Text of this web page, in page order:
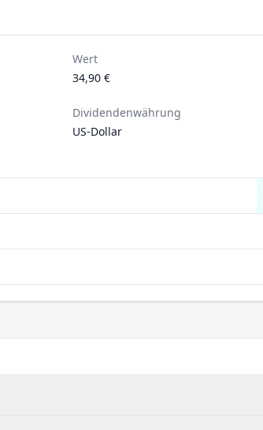
Wert
34,90 €
Dividendenwährung
US-Dollar